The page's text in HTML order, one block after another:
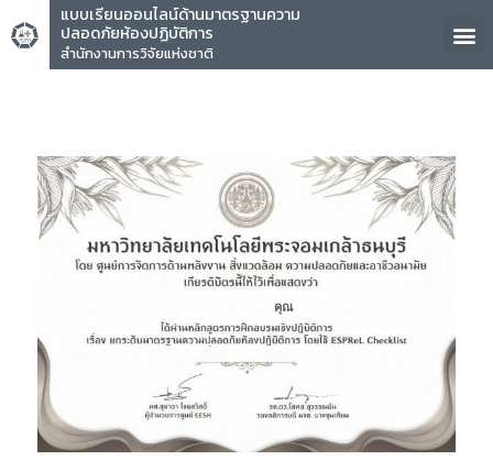
แบบเรียนออนไลน์ด้านมาตรฐานความ
ปลอดภัยห้องปฏิบัติการ
สำนักงานการวิจัยแห่งชาติ
คุณ